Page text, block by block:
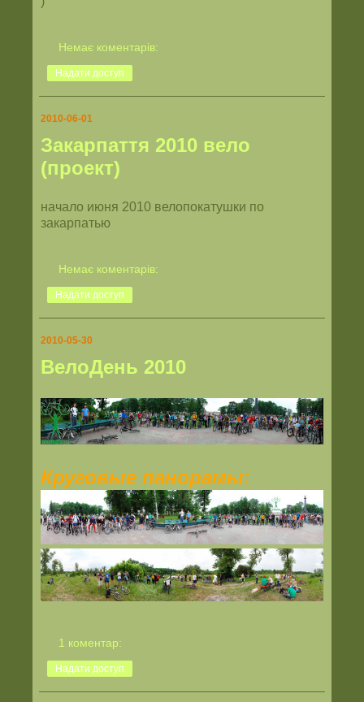
Немає коментарів:
Надати доступ
2010-06-01
Закарпаття 2010 вело
(проект)
начало июня 2010 велопокатушки по
закарпатью
Немає коментарів:
Надати доступ
2010-05-30
ВелоДень 2010
Круговые панорамы:
1 коментар:
Надати доступ